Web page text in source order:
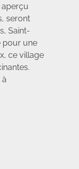
aperçu
seront
Saint-
pour une
ce village